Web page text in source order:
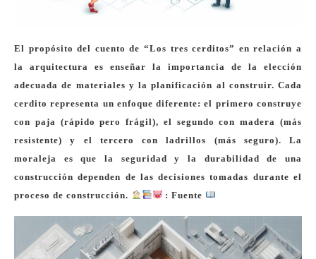
El propósito del cuento de “Los tres cerditos” en relación a
la arquitectura es enseñar la importancia de la elección
adecuada de materiales y la planificación al construir. Cada
cerdito representa un enfoque diferente: el primero construye
con paja (rápido pero frágil), el segundo con madera (más
resistente) y el tercero con ladrillos (más seguro). La
moraleja es que la seguridad y la durabilidad de una
construcción dependen de las decisiones tomadas durante el
proceso de construcción.
: Fuente